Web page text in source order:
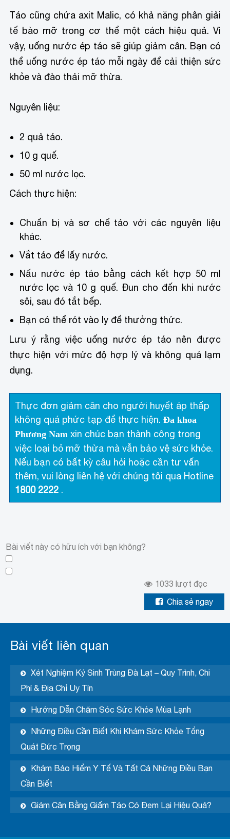
Táo cũng chứa axit Malic, có khả năng phân giải
tế bào mỡ trong cơ thể một cách hiệu quả. Vì
vậy, uống nước ép táo sẽ giúp giảm cân. Bạn có
thể uống nước ép táo mỗi ngày để cải thiện sức
khỏe và đào thải mỡ thừa.
Nguyên liệu:
2 quả táo.
10 g quế.
50 ml nước lọc.
Cách thực hiện:
Chuẩn bị và sơ chế táo với các nguyên liệu
khác.
Vắt táo để lấy nước.
Nấu nước ép táo bằng cách kết hợp 50 ml
nước lọc và 10 g quế. Đun cho đến khi nước
sôi, sau đó tắt bếp.
Bạn có thể rót vào ly để thưởng thức.
Lưu ý rằng việc uống nước ép táo nên được
thực hiện với mức độ hợp lý và không quá lạm
dụng.
Thực đơn giảm cân cho người huyết áp thấp
không quá phức tạp để thực hiện.Đa khoa
Phương Nam xin chúc bạn thành công trong
việc loại bỏ mỡ thừa mà vẫn bảo vệ sức khỏe.
Nếu bạn có bất kỳ câu hỏi hoặc cần tư vấn
thêm, vui lòng liên hệ với chúng tôi qua Hotline
1800 2222 .
Bài viết này có hữu ích với bạn không?
1033 lượt đọc
Chia sẻ ngay
Bài viết liên quan
Xét Nghiệm Ký Sinh Trùng Đà Lạt – Quy Trình, Chi
Phí & Địa Chỉ Uy Tín
Hướng Dẫn Chăm Sóc Sức Khỏe Mùa Lạnh
Những Điều Cần Biết Khi Khám Sức Khỏe Tổng
Quát Đức Trọng
Khám Bảo Hiểm Y Tế Và Tất Cả Những Điều Bạn
Cần Biết
Giảm Cân Bằng Giấm Táo Có Đem Lại Hiệu Quả?